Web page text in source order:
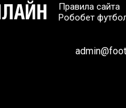
Правила сайта
Робобет